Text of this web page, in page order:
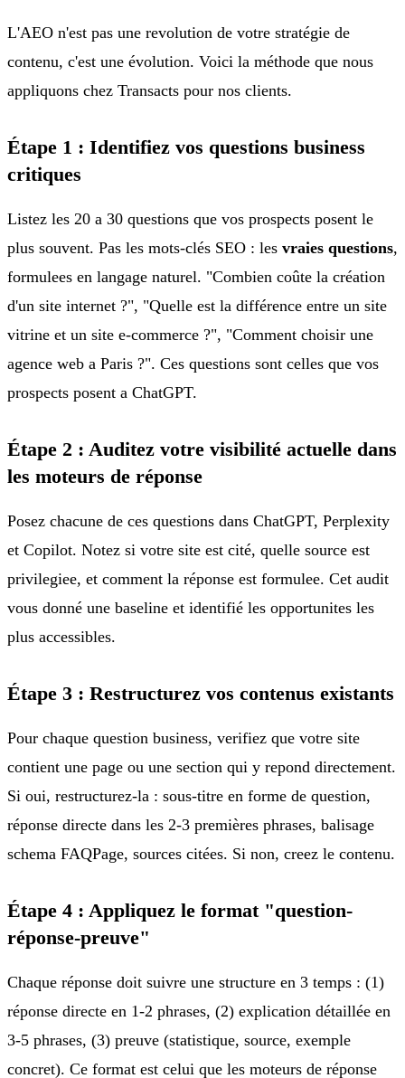
L'AEO n'est pas une revolution de votre stratégie de
contenu, c'est une évolution. Voici la méthode que nous
appliquons chez Transacts pour nos clients.
Étape 1 : Identifiez vos questions business
critiques
Listez les 20 a 30 questions que vos prospects posent le
plus souvent. Pas les mots-clés SEO : les vraies questions,
formulees en langage naturel. "Combien coûte la création
d'un site internet ?", "Quelle est la différence entre un site
vitrine et un site e-commerce ?", "Comment choisir une
agence web a Paris ?". Ces questions sont celles que vos
prospects posent a ChatGPT.
Étape 2 : Auditez votre visibilité actuelle dans
les moteurs de réponse
Posez chacune de ces questions dans ChatGPT, Perplexity
et Copilot. Notez si votre site est cité, quelle source est
privilegiee, et comment la réponse est formulee. Cet audit
vous donné une baseline et identifié les opportunites les
plus accessibles.
Étape 3 : Restructurez vos contenus existants
Pour chaque question business, verifiez que votre site
contient une page ou une section qui y repond directement.
Si oui, restructurez-la : sous-titre en forme de question,
réponse directe dans les 2-3 premières phrases, balisage
schema FAQPage, sources citées. Si non, creez le contenu.
Étape 4 : Appliquez le format "question-
réponse-preuve"
Chaque réponse doit suivre une structure en 3 temps : (1)
réponse directe en 1-2 phrases, (2) explication détaillée en
3-5 phrases, (3) preuve (statistique, source, exemple
concret). Ce format est celui que les moteurs de réponse